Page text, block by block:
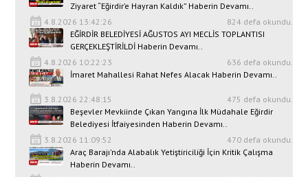
Ziyaret “Eğirdir’e Hayran Kaldık” Haberin Devamı..
4.8.2026 13:42:26
824 defa okundu.
EĞİRDİR BELEDİYESİ AĞUSTOS AYI MECLİS TOPLANTISI
GERÇEKLEŞTİRİLDİ Haberin Devamı..
4.8.2026 10:22:23
636 defa okundu.
İmaret Mahallesi Rahat Nefes Alacak Haberin Devamı..
3.8.2026 22:48:15
475 defa okundu.
Beşevler Mevkiinde Çıkan Yangına İlk Müdahale Eğirdir
Belediyesi İtfaiyesinden Haberin Devamı..
3.8.2026 11:09:52
470 defa okundu.
Araç Barajı'nda Alabalık Yetiştiriciliği İçin Kritik Çalışma
Haberin Devamı..